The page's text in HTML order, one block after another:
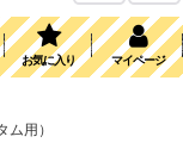
お気に入り マイページ
用）